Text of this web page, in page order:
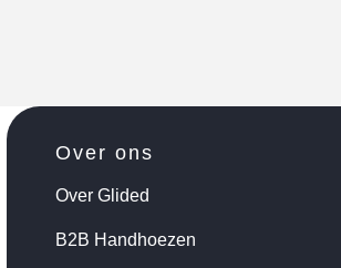
Over ons
Over Glided
B2B Handhoezen